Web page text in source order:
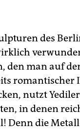
des
den man auf
romantischer
nutzt
in denen
Denn die